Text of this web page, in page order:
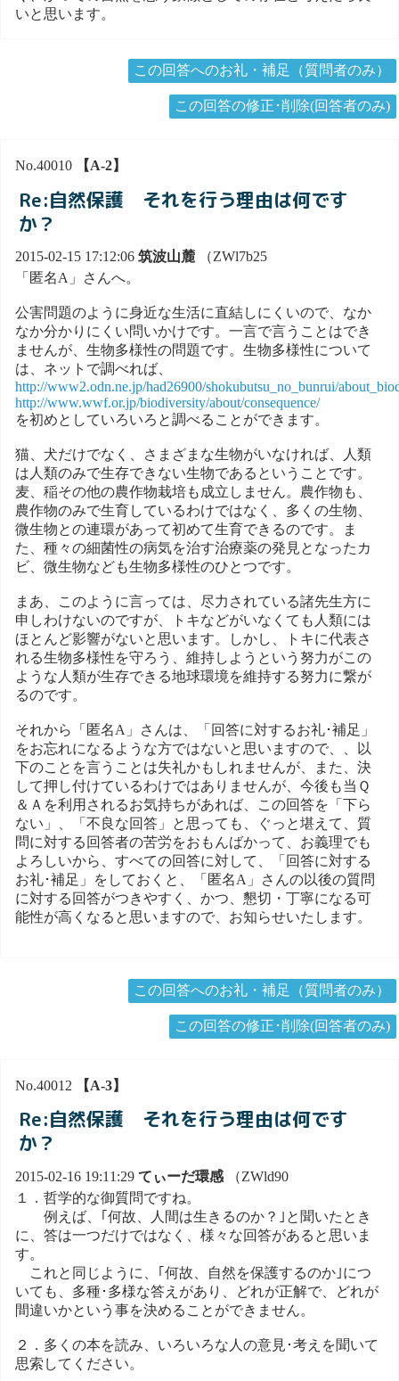
いと思います。
この回答へのお礼・補足（質問者のみ）
この回答の修正･削除(回答者のみ)
No.40010 【A-2】
Re:自然保護 それを行う理由は何です
か？
2015-02-15 17:12:06 筑波山麓 （ZWl7b25
「匿名A」さんへ。
公害問題のように身近な生活に直結しにくいので、なか
なか分かりにくい問いかけです。一言で言うことはでき
ませんが、生物多様性の問題です。生物多様性について
は、ネットで調べれば、
http://www2.odn.ne.jp/had26900/shokubutsu_no_bunrui/
http://www.wwf.or.jp/biodiversity/about/consequence/
を初めとしていろいろと調べることができます。
猫、犬だけでなく、さまざまな生物がいなければ、人類
は人類のみで生存できない生物であるということです。
麦、稲その他の農作物栽培も成立しません。農作物も、
農作物のみで生育しているわけではなく、多くの生物、
微生物との連環があって初めて生育できるのです。ま
た、種々の細菌性の病気を治す治療薬の発見となったカ
ビ、微生物なども生物多様性のひとつです。
まあ、このように言っては、尽力されている諸先生方に
申しわけないのですが、トキなどがいなくても人類には
ほとんど影響がないと思います。しかし、トキに代表さ
れる生物多様性を守ろう、維持しようという努力がこの
ような人類が生存できる地球環境を維持する努力に繋が
るのです。
それから「匿名A」さんは、「回答に対するお礼･補足」
をお忘れになるような方ではないと思いますので、、以
下のことを言うことは失礼かもしれませんが、また、決
して押し付けているわけではありませんが、今後も当Ｑ
＆Ａを利用されるお気持ちがあれば、この回答を「下ら
ない」、「不良な回答」と思っても、ぐっと堪えて、質
問に対する回答者の苦労をおもんばかって、お義理でも
よろしいから、すべての回答に対して、「回答に対する
お礼･補足」をしておくと、「匿名A」さんの以後の質問
に対する回答がつきやすく、かつ、懇切・丁寧になる可
能性が高くなると思いますので、お知らせいたします。
この回答へのお礼・補足（質問者のみ）
この回答の修正･削除(回答者のみ)
No.40012 【A-3】
Re:自然保護 それを行う理由は何です
か？
2015-02-16 19:11:29 てぃーだ環感 （ZWld90
１．哲学的な御質問ですね。
例えば、｢何故、人間は生きるのか？｣と聞いたとき
に、答は一つだけではなく、様々な回答があると思いま
す。
これと同じように、｢何故、自然を保護するのか｣につ
いても、多種･多様な答えがあり、どれが正解で、どれが
間違いかという事を決めることができません。
２．多くの本を読み、いろいろな人の意見･考えを聞いて
思索してください。